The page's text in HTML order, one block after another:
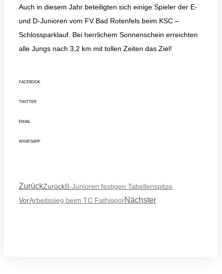
Auch in diesem Jahr beteiligten sich einige Spieler der E-
und D-Junioren vom FV Bad Rotenfels beim KSC –
Schlossparklauf. Bei herrlichem Sonnenschein erreichten
alle Jungs nach 3,2 km mit tollen Zeiten das Ziel!
FACEBOOK
TWITTER
EMAIL
WHATSAPP
ZurückZurückB-Junioren festigen Tabellenspitze
VorArbeitssieg beim TC FathisporNächster